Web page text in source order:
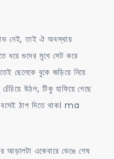
নেই, তাই ঐ অবস্থায়
ধরে গুদের মুখে সেট করে
ছেলেকে বুকে জড়িয়ে নিয়ে
উঠল, টিকু হাফিয়ে গেছে
ঠাপ দিতে থাক। ma
আড়ালটা একেবারে ভেঙে শেষ